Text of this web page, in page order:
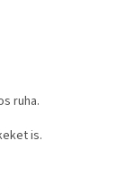
ruha.
is.